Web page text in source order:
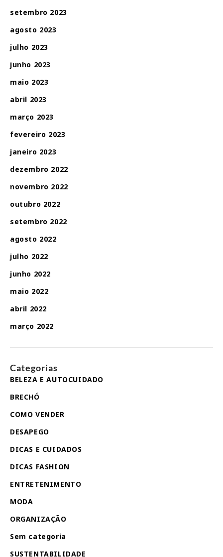
setembro 2023
agosto 2023
julho 2023
junho 2023
maio 2023
abril 2023
março 2023
fevereiro 2023
janeiro 2023
dezembro 2022
novembro 2022
outubro 2022
setembro 2022
agosto 2022
julho 2022
junho 2022
maio 2022
abril 2022
março 2022
Categorias
BELEZA E AUTOCUIDADO
BRECHÓ
COMO VENDER
DESAPEGO
DICAS E CUIDADOS
DICAS FASHION
ENTRETENIMENTO
MODA
ORGANIZAÇÃO
Sem categoria
SUSTENTABILIDADE